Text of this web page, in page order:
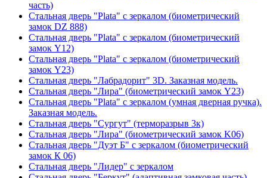
часть)
Стальная дверь "Plata" с зеркалом (биометрический
замок DZ 888)
Стальная дверь "Plata" с зеркалом (биометрический
замок Y12)
Стальная дверь "Plata" с зеркалом (биометрический
замок Y23)
Стальная дверь "Лабрадорит" 3D. Заказная модель.
Стальная дверь "Лира" (биометрический замок Y23)
Стальная дверь "Plata" с зеркалом (умная дверная ручка).
Заказная модель.
Стальная дверь "Сургут" (терморазрыв 3к)
Стальная дверь "Лира" (биометрический замок K06)
Стальная дверь "Дуэт Б" с зеркалом (биометрический
замок К 06)
Стальная дверь "Лидер" с зеркалом